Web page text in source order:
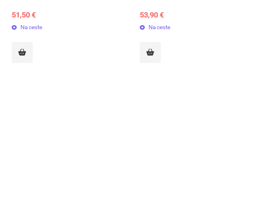
51,50 €
Na ceste
53,90 €
Na ceste